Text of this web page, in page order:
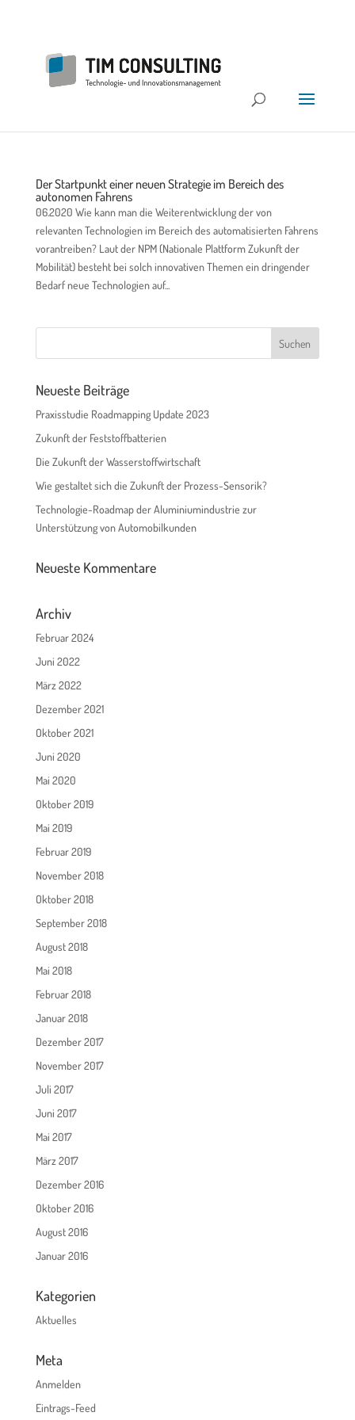
Der Startpunkt einer neuen Strategie im Bereich des
autonomen Fahrens
06.2020 Wie kann man die Weiterentwicklung der von
relevanten Technologien im Bereich des automatisierten Fahrens
vorantreiben? Laut der NPM (Nationale Plattform Zukunft der
Mobilität) besteht bei solch innovativen Themen ein dringender
Bedarf neue Technologien auf...
Neueste Beiträge
Praxisstudie Roadmapping Update 2023
Zukunft der Feststoffbatterien
Die Zukunft der Wasserstoffwirtschaft
Wie gestaltet sich die Zukunft der Prozess-Sensorik?
Technologie-Roadmap der Aluminiumindustrie zur
Unterstützung von Automobilkunden
Neueste Kommentare
Archiv
Februar 2024
Juni 2022
März 2022
Dezember 2021
Oktober 2021
Juni 2020
Mai 2020
Oktober 2019
Mai 2019
Februar 2019
November 2018
Oktober 2018
September 2018
August 2018
Mai 2018
Februar 2018
Januar 2018
Dezember 2017
November 2017
Juli 2017
Juni 2017
Mai 2017
März 2017
Dezember 2016
Oktober 2016
August 2016
Januar 2016
Kategorien
Aktuelles
Meta
Anmelden
Eintrags-Feed